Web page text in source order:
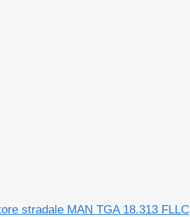
stradale MAN TGA 18.313 FLLC